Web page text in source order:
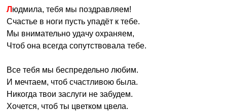
Людмила, тебя мы поздравляем!
Счастье в ноги пусть упадёт к тебе.
Мы внимательно удачу охраняем,
Чтоб она всегда сопутствовала тебе.
Все тебя мы беспредельно любим.
И мечтаем, чтоб счастливою была.
Никогда твои заслуги не забудем.
Хочется, чтоб ты цветком цвела.